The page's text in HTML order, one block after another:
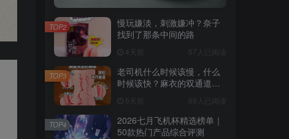
慢玩嫌淡，刺激嫌冲？奈子
找到了那条中间的路
4天前 57人已阅读
TOP2
老司机什么时候该慢，什么
时候该快？麻衣的双通道给
6天前 69人已阅读
TOP3
2026七月飞机杯精选榜单｜
50款热门产品综合评测
TOP4